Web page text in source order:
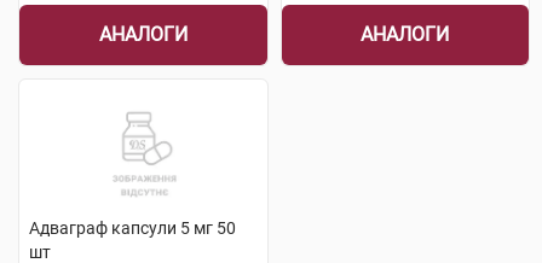
АНАЛОГИ АНАЛОГИ
Адваграф капсули 5 мг 50
шт